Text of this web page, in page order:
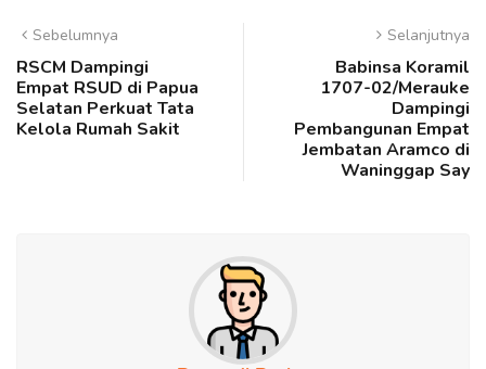
Sebelumnya
RSCM Dampingi
Empat RSUD di Papua
Selatan Perkuat Tata
Kelola Rumah Sakit
Selanjutnya
Babinsa Koramil
1707-02/Merauke
Dampingi
Pembangunan Empat
Jembatan Aramco di
Waninggap Say